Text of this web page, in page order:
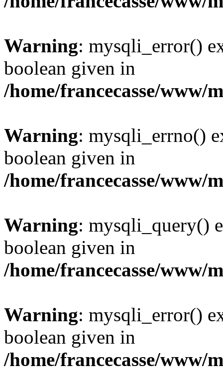
Warning: mysqli_error()
boolean given in
/home/francecasse/www/
Warning: mysqli_errno()
boolean given in
/home/francecasse/www/
Warning: mysqli_query()
boolean given in
/home/francecasse/www/
Warning: mysqli_error()
boolean given in
/home/francecasse/www/